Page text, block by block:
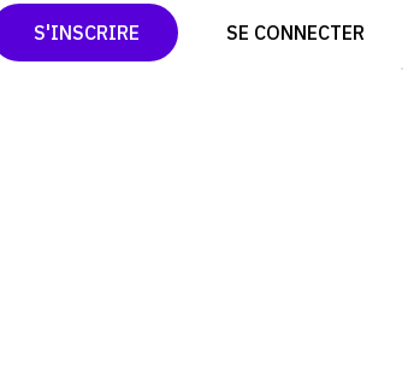
S'INSCRIRE SE CONNECTER
TWITTER
PINTEREST